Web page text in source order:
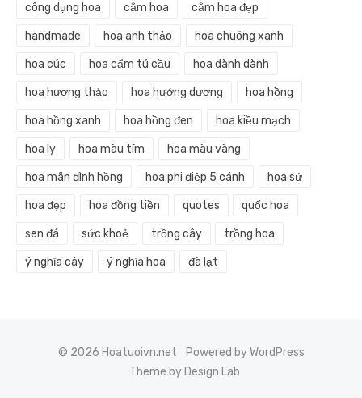
công dụng hoa cắm hoa cắm hoa đẹp
handmade hoa anh thảo hoa chuông xanh
hoa cúc hoa cẩm tú cầu hoa dành dành
hoa hương thảo hoa hướng dương hoa hồng
hoa hồng xanh hoa hồng đen hoa kiều mạch
hoa ly hoa màu tím hoa màu vàng
hoa mãn đình hồng hoa phi điệp 5 cánh hoa sứ
hoa đẹp hoa đồng tiền quotes quốc hoa
sen đá sức khoẻ trồng cây trồng hoa
ý nghĩa cây ý nghĩa hoa đà lạt
© 2026 Hoatuoivn.net
Powered by WordPress
Theme by Design Lab